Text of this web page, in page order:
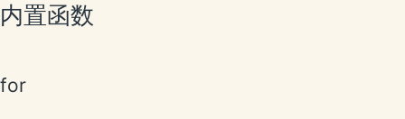
内置函数
for